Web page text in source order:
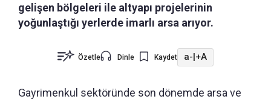
gelişen bölgeleri ile altyapı projelerinin
yoğunlaştığı yerlerde imarlı arsa arıyor.
Özetle Dinle Kaydet a-|+A
Gayrimenkul sektöründe son dönemde arsa ve